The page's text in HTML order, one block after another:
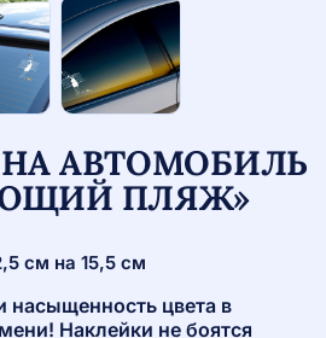
АВТОМОБИЛЬ
ПЛЯЖ»
см на 15,5 см
насыщенность цвета в
Наклейки не боятся